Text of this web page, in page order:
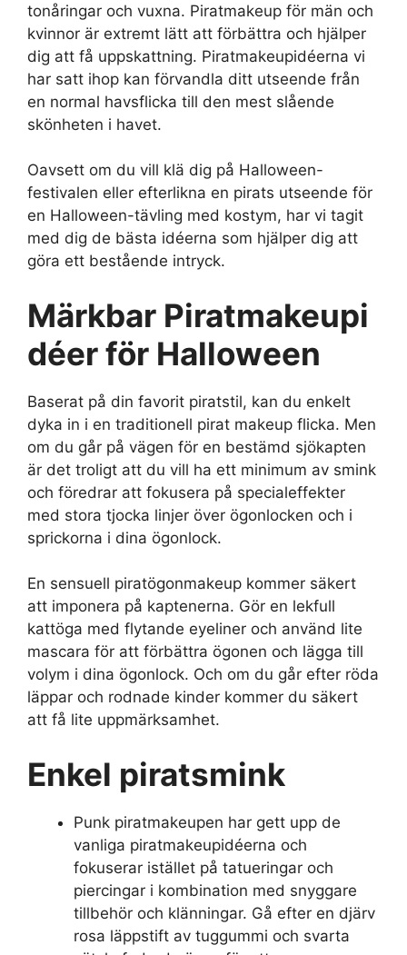
tonåringar och vuxna. Piratmakeup för män och
kvinnor är extremt lätt att förbättra och hjälper
dig att få uppskattning. Piratmakeupidéerna vi
har satt ihop kan förvandla ditt utseende från
en normal havsflicka till den mest slående
skönheten i havet.
Oavsett om du vill klä dig på Halloween-
festivalen eller efterlikna en pirats utseende för
en Halloween-tävling med kostym, har vi tagit
med dig de bästa idéerna som hjälper dig att
göra ett bestående intryck.
Märkbar Piratmakeupi
déer för Halloween
Baserat på din favorit piratstil, kan du enkelt
dyka in i en traditionell pirat makeup flicka. Men
om du går på vägen för en bestämd sjökapten
är det troligt att du vill ha ett minimum av smink
och föredrar att fokusera på specialeffekter
med stora tjocka linjer över ögonlocken och i
sprickorna i dina ögonlock.
En sensuell piratögonmakeup kommer säkert
att imponera på kaptenerna. Gör en lekfull
kattöga med flytande eyeliner och använd lite
mascara för att förbättra ögonen och lägga till
volym i dina ögonlock. Och om du går efter röda
läppar och rodnade kinder kommer du säkert
att få lite uppmärksamhet.
Enkel piratsmink
Punk piratmakeupen har gett upp de
vanliga piratmakeupidéerna och
fokuserar istället på tatueringar och
piercingar i kombination med snyggare
tillbehör och klänningar. Gå efter en djärv
rosa läppstift av tuggummi och svarta